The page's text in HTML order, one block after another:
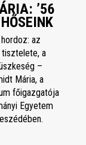
’56
az
tisztelete, a
–
Mária, a
főigazgatója
Egyetem